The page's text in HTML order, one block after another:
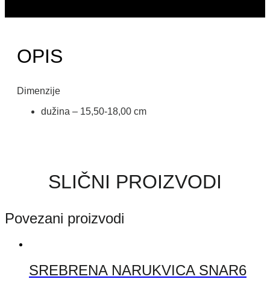
OPIS
Dimenzije
dužina – 15,50-18,00 cm
SLIČNI PROIZVODI
Povezani proizvodi
SREBRENA NARUKVICA SNAR6